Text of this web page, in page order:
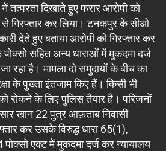
दिखाते हुए फरार आरोपी को
गिरफ्तार कर लिया। टनकपुर के सीओ
देते हुए बताया आरोपी को गिरफ्तार कर
सहित अन्य धाराओं में मुकदमा दर्ज
रहा है। मामला दो समुदायों के बीच का
के पुख्ता इंतजाम किए हैं। किसी भी
रोकने के लिए पुलिस तैयार है। परिजनों
खान 22 पुत्र आफ़ताब निवासी
कर उसके विरुद्ध धारा 65(1),
एक्ट में मुकदमा दर्ज कर न्यायालय